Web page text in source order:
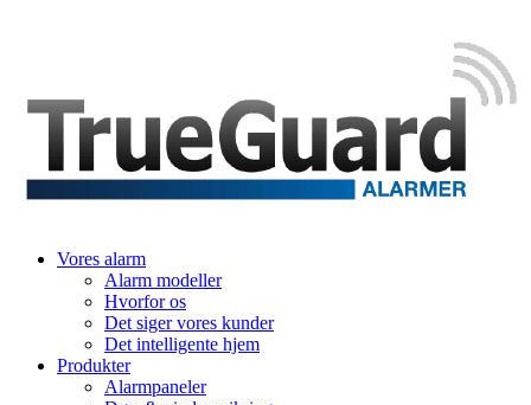
Vores alarm
Alarm modeller
Hvorfor os
Det siger vores kunder
Det intelligente hjem
Produkter
Alarmpaneler